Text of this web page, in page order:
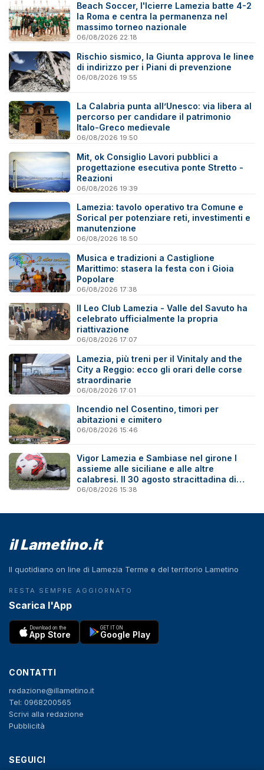
Beach Soccer, l'Icierre Lamezia batte 4-2
la Roma e centra la permanenza nel
massimo torneo nazionale
06/08/2026 22:18
Rischio sismico, la Giunta approva le linee
di indirizzo per i Piani di prevenzione
06/08/2026 19:55
La Calabria punta all’Unesco: via libera al
percorso per candidare il patrimonio
Italo-Greco medievale
06/08/2026 19:50
Mit, ok Consiglio Lavori pubblici a
progettazione esecutiva ponte Stretto -
Reazioni
06/08/2026 19:39
Lamezia: tavolo operativo tra Comune e
Sorical per potenziare reti, investimenti e
manutenzione
06/08/2026 18:50
Musica e tradizioni a Castiglione
Marittimo: stasera la festa con i Gioia
Popolare
06/08/2026 17:38
Il Leo Club Lamezia - Valle del Savuto ha
celebrato ufficialmente la propria
riattivazione
06/08/2026 17:07
Lamezia, più treni per il Vinitaly and the
City a Reggio: ecco gli orari delle corse
straordinarie
06/08/2026 17:01
Incendio nel Cosentino, timori per
abitazioni e cimitero
06/08/2026 15:46
Vigor Lamezia e Sambiase nel girone I
assieme alle siciliane e alle altre
calabresi. Il 30 agosto stracittadina di
Coppa Italia
06/08/2026 15:38
il Lametino.it
Il quotidiano on line di Lamezia Terme e del territorio Lametino
RESTA SEMPRE AGGIORNATO
Scarica l'App
Download on the
App Store
GET IT ON
Google Play
CONTATTI
redazione@illametino.it
Tel: 0968200565
Scrivi alla redazione
Pubblicità
SEGUICI